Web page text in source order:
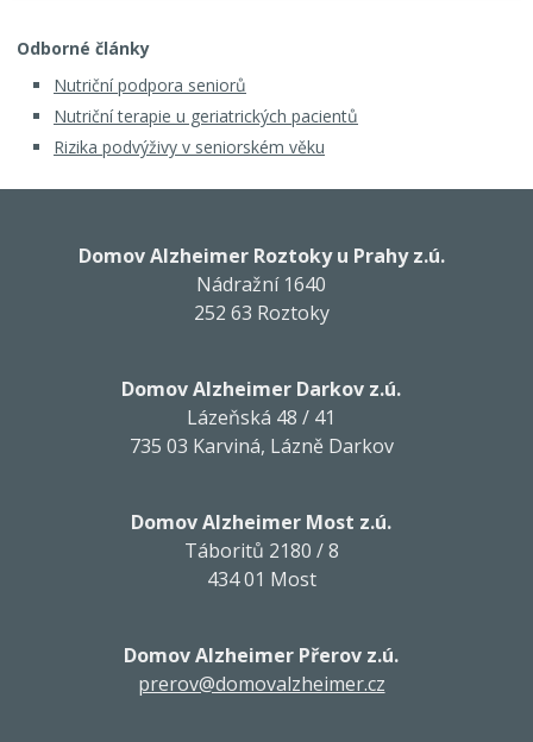
Odborné články
Nutriční podpora seniorů
Nutriční terapie u geriatrických pacientů
Rizika podvýživy v seniorském věku
Domov Alzheimer Roztoky u Prahy z.ú.
Nádražní 1640
252 63 Roztoky
Domov Alzheimer Darkov z.ú.
Lázeňská 48 / 41
735 03 Karviná, Lázně Darkov
Domov Alzheimer Most z.ú.
Táboritů 2180 / 8
434 01 Most
Domov Alzheimer Přerov z.ú.
prerov@domovalzheimer.cz